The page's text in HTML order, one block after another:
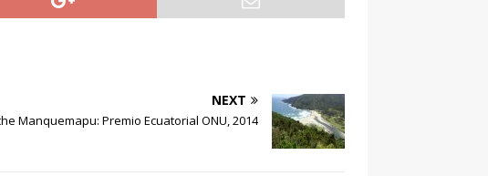
NEXT
Manquemapu: Premio Ecuatorial ONU, 2014